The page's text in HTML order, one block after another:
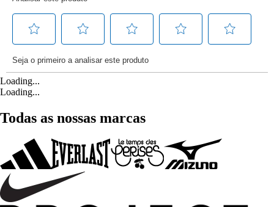
Loading...
Loading...
Todas as nossas marcas